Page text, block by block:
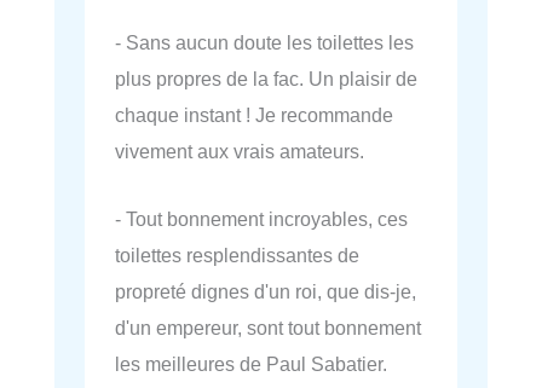
- Sans aucun doute les toilettes les
plus propres de la fac. Un plaisir de
chaque instant ! Je recommande
vivement aux vrais amateurs.
- Tout bonnement incroyables, ces
toilettes resplendissantes de
propreté dignes d'un roi, que dis-je,
d'un empereur, sont tout bonnement
les meilleures de Paul Sabatier.